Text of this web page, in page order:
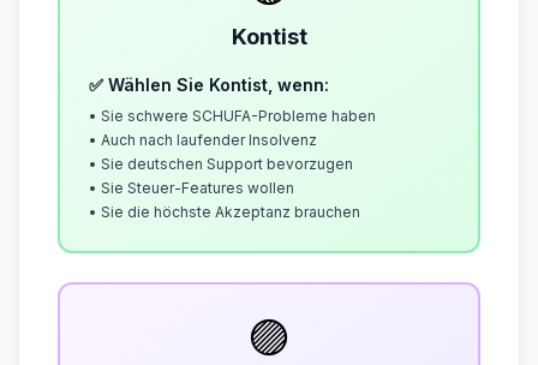
Kontist
✅ Wählen Sie Kontist, wenn:
• Sie schwere SCHUFA-Probleme haben
• Auch nach laufender Insolvenz
• Sie deutschen Support bevorzugen
• Sie Steuer-Features wollen
• Sie die höchste Akzeptanz brauchen
🟣